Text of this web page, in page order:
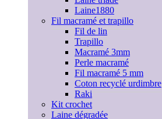
Laine1880
Fil macramé et trapillo
Fil de lin
Trapillo
Macramé 3mm
Perle macramé
Fil macramé 5 mm
Coton recyclé urdimbre
Raki
Kit crochet
Laine dégradée